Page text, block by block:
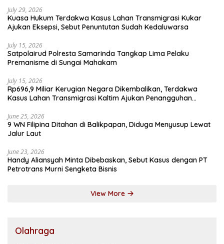
July 29, 2026
Kuasa Hukum Terdakwa Kasus Lahan Transmigrasi Kukar
Ajukan Eksepsi, Sebut Penuntutan Sudah Kedaluwarsa
July 15, 2026
Satpolairud Polresta Samarinda Tangkap Lima Pelaku
Premanisme di Sungai Mahakam
July 15, 2026
Rp696,9 Miliar Kerugian Negara Dikembalikan, Terdakwa
Kasus Lahan Transmigrasi Kaltim Ajukan Penangguhan
June 25, 2026
9 WN Filipina Ditahan di Balikpapan, Diduga Menyusup Lewat
Jalur Laut
June 23, 2026
Handy Aliansyah Minta Dibebaskan, Sebut Kasus dengan PT
Petrotrans Murni Sengketa Bisnis
View More
Olahraga